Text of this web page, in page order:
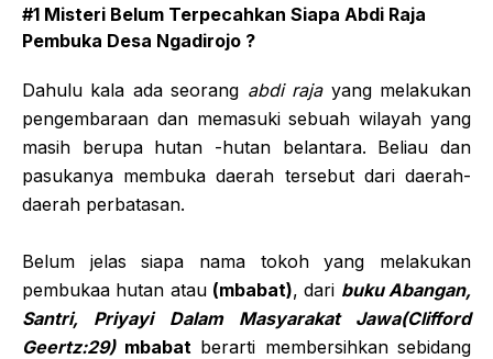
#1 Misteri Belum Terpecahkan Siapa Abdi Raja
Pembuka Desa Ngadirojo ?
Dahulu kala ada seorang abdi rajayang melakukan
pengembaraan dan memasuki sebuah wilayah yang
masih berupa hutan -hutan belantara. Beliau dan
pasukanya membuka daerah tersebut dari daerah-
daerah perbatasan.
Belum jelas siapa nama tokoh yang melakukan
pembukaa hutan atau (mbabat), dari buku Abangan,
Santri, Priyayi Dalam Masyarakat Jawa(Clifford
Geertz:29) mbabatberarti membersihkan sebidang